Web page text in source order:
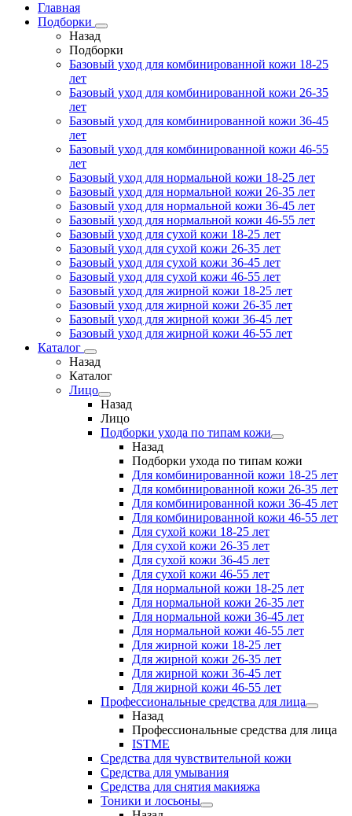
Главная
Подборки
Назад
Подборки
Базовый уход для комбинированной кожи 18-25
лет
Базовый уход для комбинированной кожи 26-35
лет
Базовый уход для комбинированной кожи 36-45
лет
Базовый уход для комбинированной кожи 46-55
лет
Базовый уход для нормальной кожи 18-25 лет
Базовый уход для нормальной кожи 26-35 лет
Базовый уход для нормальной кожи 36-45 лет
Базовый уход для нормальной кожи 46-55 лет
Базовый уход для сухой кожи 18-25 лет
Базовый уход для сухой кожи 26-35 лет
Базовый уход для сухой кожи 36-45 лет
Базовый уход для сухой кожи 46-55 лет
Базовый уход для жирной кожи 18-25 лет
Базовый уход для жирной кожи 26-35 лет
Базовый уход для жирной кожи 36-45 лет
Базовый уход для жирной кожи 46-55 лет
Каталог
Назад
Каталог
Лицо
Назад
Лицо
Подборки ухода по типам кожи
Назад
Подборки ухода по типам кожи
Для комбинированной кожи 18-25 лет
Для комбинированной кожи 26-35 лет
Для комбинированной кожи 36-45 лет
Для комбинированной кожи 46-55 лет
Для сухой кожи 18-25 лет
Для сухой кожи 26-35 лет
Для сухой кожи 36-45 лет
Для сухой кожи 46-55 лет
Для нормальной кожи 18-25 лет
Для нормальной кожи 26-35 лет
Для нормальной кожи 36-45 лет
Для нормальной кожи 46-55 лет
Для жирной кожи 18-25 лет
Для жирной кожи 26-35 лет
Для жирной кожи 36-45 лет
Для жирной кожи 46-55 лет
Профессиональные средства для лица
Назад
Профессиональные средства для лица
ISTME
Средства для чувствительной кожи
Средства для умывания
Средства для снятия макияжа
Тоники и лосьоны